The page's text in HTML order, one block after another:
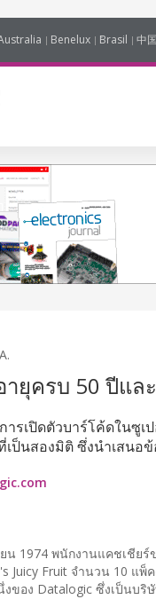
Benelux Brasil 中国
ยุครบ 50 ปีแล
ารเปิดตัวบาร์โค้ดในซู
เป็นสองมิติ ซึ่งนำเสน
น 1974 พนักงานแคชเชียร์
Juicy Fruit จำนวน 10 แ
ของ Datalogic ซึ่งเป็นบริ